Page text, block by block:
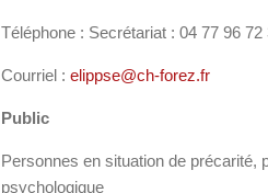
Téléphone : Secrétariat : 04 77 96 72
Courriel : elippse@ch-forez.fr
Public
Personnes en situation de précarité,
psychologique